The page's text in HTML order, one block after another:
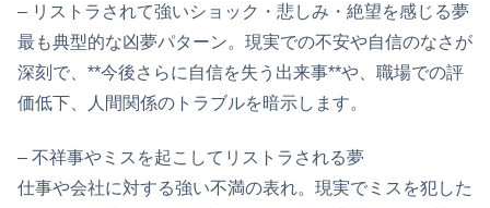
– リストラされて強いショック・悲しみ・絶望を感じる夢
最も典型的な凶夢パターン。現実での不安や自信のなさが
深刻で、**今後さらに自信を失う出来事**や、職場での評
価低下、人間関係のトラブルを暗示します。
– 不祥事やミスを起こしてリストラされる夢
仕事や会社に対する強い不満の表れ。現実でミスを犯した